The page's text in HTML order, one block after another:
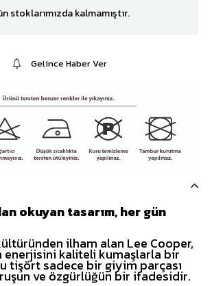
stoklarımızda kalmamıştır.
Gelince Haber Ver
okuyan tasarım, her gün
ilham alan Lee Cooper,
enerjisini kaliteli kumaşlarla bir
tişört sadece bir giyim parçası
ve özgürlüğün bir ifadesidir.